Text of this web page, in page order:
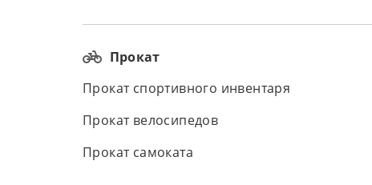
Прокат
Прокат спортивного инвентаря
Прокат велосипедов
Прокат самоката